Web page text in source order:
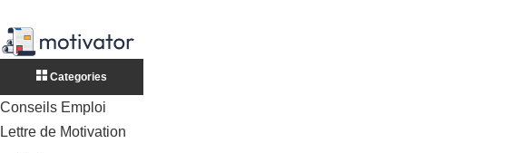
Categories
Conseils Emploi
Lettre de Motivation